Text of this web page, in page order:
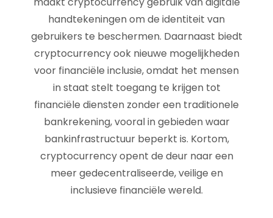
handtekeningen om de identiteit van
gebruikers te beschermen. Daarnaast biedt
cryptocurrency ook nieuwe mogelijkheden
voor financiële inclusie, omdat het mensen
in staat stelt toegang te krijgen tot
financiële diensten zonder een traditionele
bankrekening, vooral in gebieden waar
bankinfrastructuur beperkt is. Kortom,
cryptocurrency opent de deur naar een
meer gedecentraliseerde, veilige en
inclusieve financiële wereld.